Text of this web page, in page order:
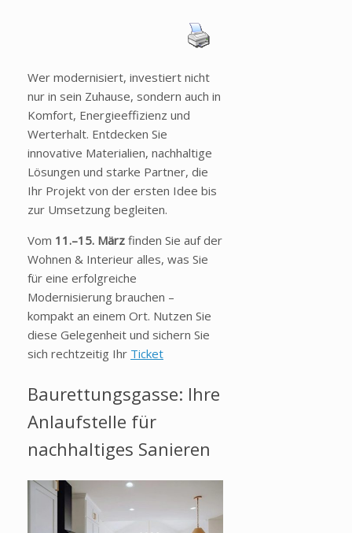
Wer modernisiert, investiert nicht
nur in sein Zuhause, sondern auch in
Komfort, Energieeffizienz und
Werterhalt. Entdecken Sie
innovative Materialien, nachhaltige
Lösungen und starke Partner, die
Ihr Projekt von der ersten Idee bis
zur Umsetzung begleiten.
Vom 11.–15. März finden Sie auf der
Wohnen & Interieur alles, was Sie
für eine erfolgreiche
Modernisierung brauchen –
kompakt an einem Ort. Nutzen Sie
diese Gelegenheit und sichern Sie
sich rechtzeitig Ihr Ticket
Baurettungsgasse: Ihre
Anlaufstelle für
nachhaltiges Sanieren